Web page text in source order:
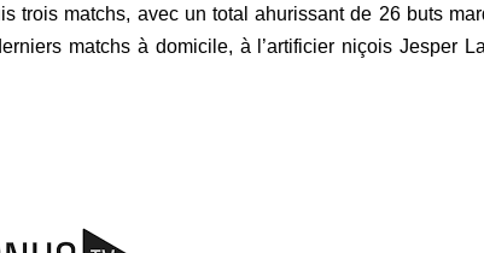
trois matchs, avec un total ahurissant de 26 buts
matchs à domicile, à l’artificier niçois Jesper